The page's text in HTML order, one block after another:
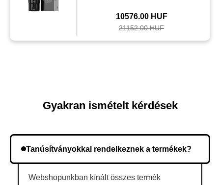
10576.00 HUF
21152.00 HUF
Gyakran ismételt kérdések
Tanúsítványokkal rendelkeznek a termékek?
Webshopunkban kínált összes termék